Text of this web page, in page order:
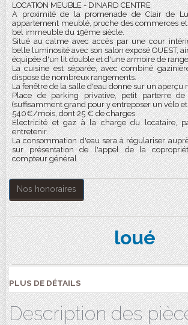
LOCATION MEUBLE - DINARD CENTRE
A proximité de la promenade de Clair de
appartement meublé, proche des commerces
bel immeuble du 19ème siècle.
Situé au calme avec accès par une cour
belle luminosité avec son salon exposé OUEST,
équipée d'un lit double et d'une armoire de
La cuisine est séparée, avec combiné
dispose de nombreux rangements.
La fenêtre de la salle d'eau donne sur un aperçu
Place de parking privative, petit parterre
(suffisamment grand pour y entreposer un vélo et
540€/mois, dont 25 € de charges.
Electricité et gaz à la charge du locataire,
entretenir.
La consommation d'eau sera à régulariser
sur présentation de l'appel de la
compteur général.
Nos honoraires
loué
PLUS DE DÉTAILS
Description des